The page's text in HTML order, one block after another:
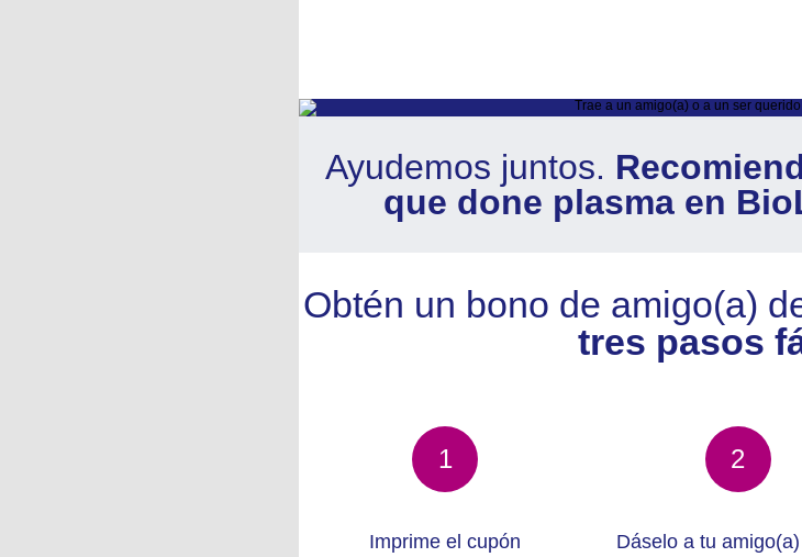
Ayudemos juntos.
que done plasma en
Obtén un bono de amigo(a)
tres pasos
1
Imprime el cupón
2
Dáselo a tu